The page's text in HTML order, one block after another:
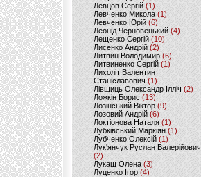
Левцов Сергій (1)
Левченко Микола (1)
Левченко Юрій (6)
Леонід Черновецький (4)
Лещенко Сергій (10)
Лисенко Андрій (2)
Литвин Володимир (6)
Литвиненко Сергій (1)
Лихоліт Валентин
Станіславович (1)
Лівшиць Олександр Ілліч (2)
Ложкін Борис(13)
Лозінський Віктор(9)
Лозовий Андрій (6)
Локтіонова Наталя (1)
Лубківський Маркіян(1)
Лубченко Олексій (1)
Лук'янчук Руслан Валерійович
(2)
Лукаш Олена (3)
Луценко Ігор (4)